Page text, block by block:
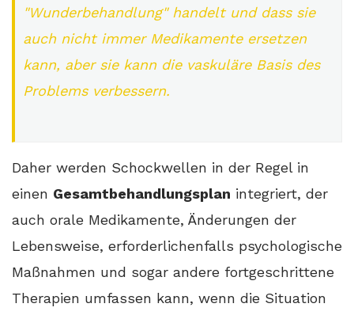
"Wunderbehandlung" handelt und dass sie
auch nicht immer Medikamente ersetzen
kann, aber sie kann die vaskuläre Basis des
Problems verbessern.
Daher werden Schockwellen in der Regel in
einen Gesamtbehandlungsplan integriert, der
auch orale Medikamente, Änderungen der
Lebensweise, erforderlichenfalls psychologische
Maßnahmen und sogar andere fortgeschrittene
Therapien umfassen kann, wenn die Situation